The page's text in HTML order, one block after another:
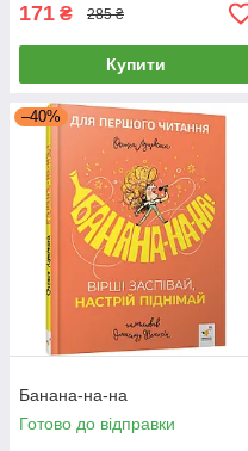
171 ₴ 285 ₴
Купити
–40%
Банана-на-на
Готово до відправки